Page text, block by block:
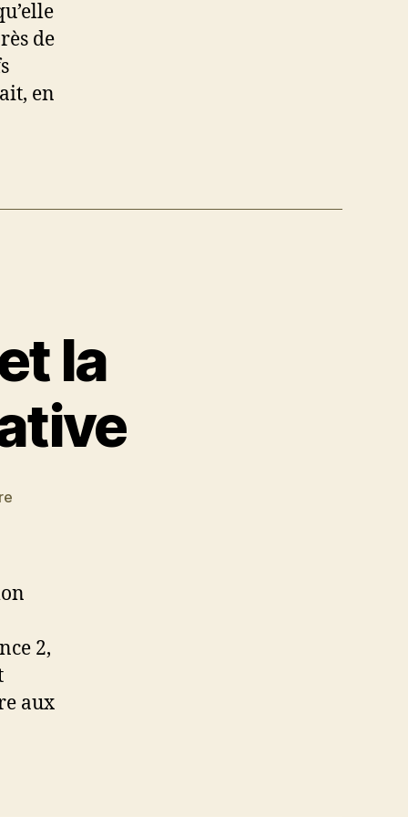
de
en
la
sur
démocratie
2,
aux